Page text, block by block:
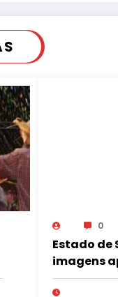
0
Estado de
imagens
região